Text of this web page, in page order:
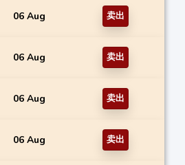
06 Aug 卖出
06 Aug 卖出
06 Aug 卖出
06 Aug 卖出